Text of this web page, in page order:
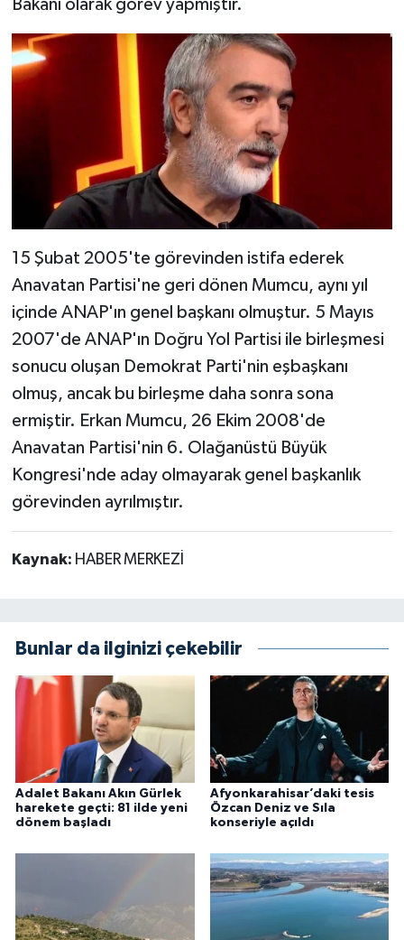
Bakanı olarak görev yapmıştır.
15 Şubat 2005'te görevinden istifa ederek
Anavatan Partisi'ne geri dönen Mumcu, aynı yıl
içinde ANAP'ın genel başkanı olmuştur. 5 Mayıs
2007'de ANAP'ın Doğru Yol Partisi ile birleşmesi
sonucu oluşan Demokrat Parti'nin eşbaşkanı
olmuş, ancak bu birleşme daha sonra sona
ermiştir. Erkan Mumcu, 26 Ekim 2008'de
Anavatan Partisi'nin 6. Olağanüstü Büyük
Kongresi'nde aday olmayarak genel başkanlık
görevinden ayrılmıştır.
Kaynak: HABER MERKEZİ
Bunlar da ilginizi çekebilir
Adalet Bakanı Akın Gürlek
harekete geçti: 81 ilde yeni
dönem başladı
Afyonkarahisar’daki tesis
Özcan Deniz ve Sıla
konseriyle açıldı